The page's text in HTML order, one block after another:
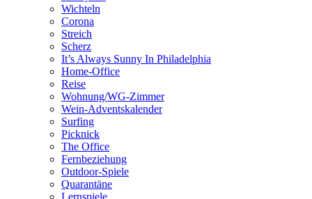
Wichteln
Corona
Streich
Scherz
It’s Always Sunny In Philadelphia
Home-Office
Reise
Wohnung/WG-Zimmer
Wein-Adventskalender
Surfing
Picknick
The Office
Fernbeziehung
Outdoor-Spiele
Quarantäne
Lernspiele